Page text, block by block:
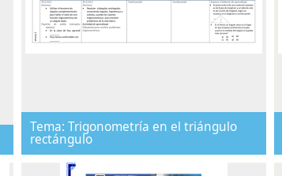
Tema: Trigonometría en el triángulo
rectángulo